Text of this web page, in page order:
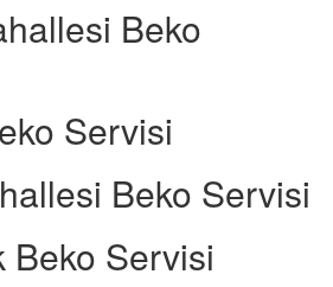
Beko
Servisi
Beko Servisi
Beko Servisi